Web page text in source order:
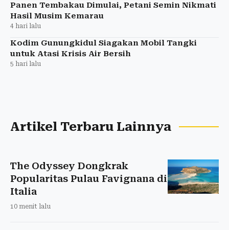
Panen Tembakau Dimulai, Petani Semin Nikmati
Hasil Musim Kemarau
4 hari lalu
Kodim Gunungkidul Siagakan Mobil Tangki
untuk Atasi Krisis Air Bersih
5 hari lalu
Artikel Terbaru Lainnya
The Odyssey Dongkrak
Popularitas Pulau Favignana di
Italia
10 menit lalu